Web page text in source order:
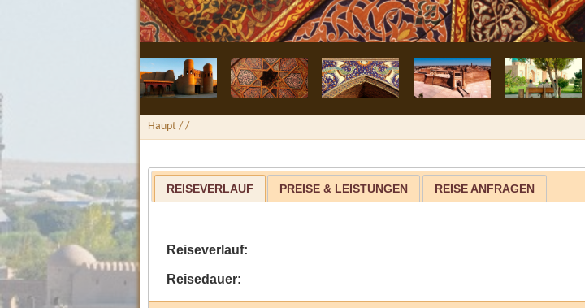
Haupt / /
REISEVERLAUF PREISE & LEISTUNGEN REISE ANFRAGEN
Reiseverlauf:
Reisedauer: